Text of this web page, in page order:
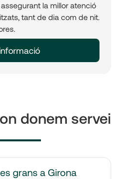
la millor atenció
tant de dia com de nit.
donem servei
grans a Girona